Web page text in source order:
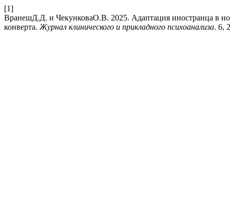
[1]
ВранешД.Д. и ЧекунковаО.В. 2025. Адаптация иностранца в
конверта. Журнал клинического и прикладного психоанализа. 6,